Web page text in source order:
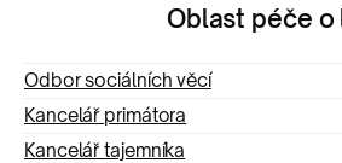
Oblast péče o
Odbor sociálních věcí
Kancelář primátora
Kancelář tajemníka